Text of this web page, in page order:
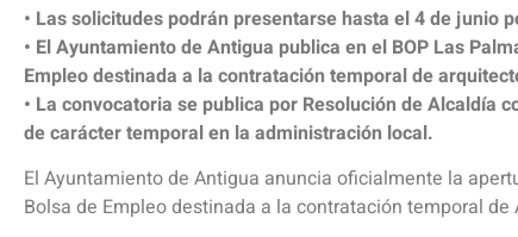
• Las solicitudes podrán presentarse hasta el 4 de junio
• El Ayuntamiento de Antigua publica en el BOP Las
Empleo destinada a la contratación temporal de
• La convocatoria se publica por Resolución de Alcaldía
de carácter temporal en la administración local.
El Ayuntamiento de Antigua anuncia oficialmente la
Bolsa de Empleo destinada a la contratación temporal